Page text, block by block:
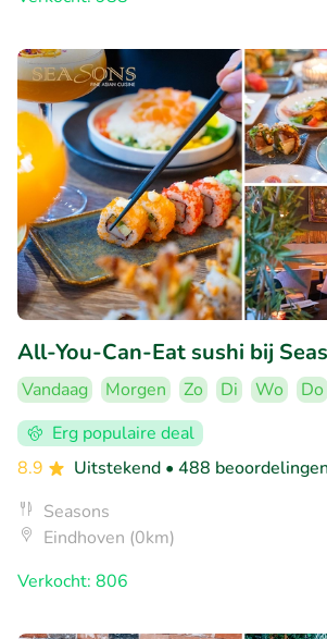
All-You-Can-Eat sushi bij
Vandaag Morgen Zo Di Wo
Do
Erg populaire deal
8.9
Uitstekend • 488 beoordelingen
Seasons
Eindhoven (0km)
Verkocht: 806